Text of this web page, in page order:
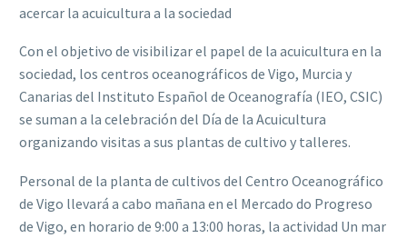
acercar la acuicultura a la sociedad
Con el objetivo de visibilizar el papel de la acuicultura en la
sociedad, los centros oceanográficos de Vigo, Murcia y
Canarias del Instituto Español de Oceanografía (IEO, CSIC)
se suman a la celebración del Día de la Acuicultura
organizando visitas a sus plantas de cultivo y talleres.
Personal de la planta de cultivos del Centro Oceanográfico
de Vigo llevará a cabo mañana en el Mercado do Progreso
de Vigo, en horario de 9:00 a 13:00 horas, la actividad Un mar